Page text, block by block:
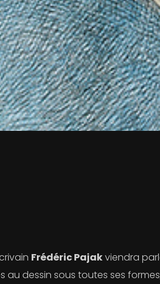
Frédéric Pajakviendra
au dessin sous toutes ses